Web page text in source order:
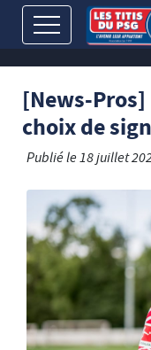
[News-
choix de
Publié le18 juillet